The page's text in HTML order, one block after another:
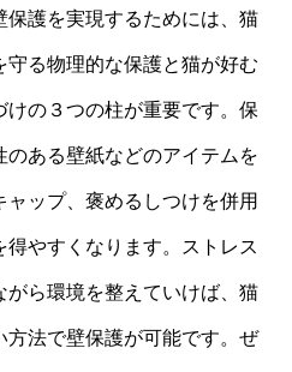
保護を実現するためには、猫
る物理的な保護と猫が好む
けの３つの柱が重要です。保
ある壁紙などのアイテムを
ップ、褒めるしつけを併用
やすくなります。ストレス
ら環境を整えていけば、猫
方法で壁保護が可能です。ぜ